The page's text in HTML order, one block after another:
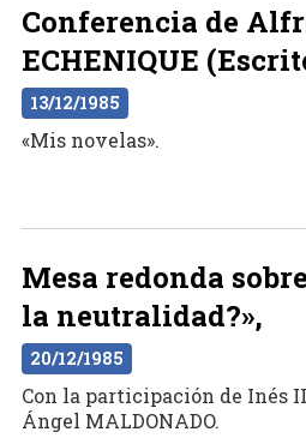
Conferencia de
ECHENIQUE
13/12/1985
«Mis novelas».
Mesa redonda
la neutralidad?»,
20/12/1985
Con la participación de Inés
Ángel MALDONADO.